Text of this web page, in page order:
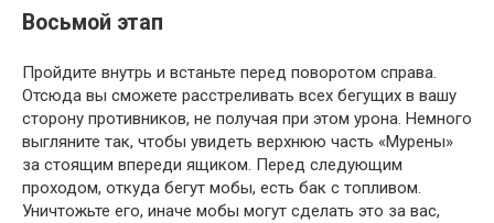
Восьмой этап
Пройдите внутрь и встаньте перед поворотом справа.
Отсюда вы сможете расстреливать всех бегущих в вашу
сторону противников, не получая при этом урона. Немного
выгляните так, чтобы увидеть верхнюю часть «Мурены»
за стоящим впереди ящиком. Перед следующим
проходом, откуда бегут мобы, есть бак с топливом.
Уничтожьте его, иначе мобы могут сделать это за вас,